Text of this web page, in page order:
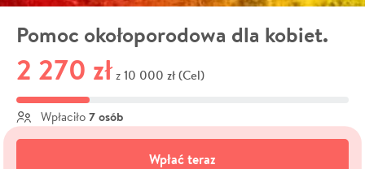
Pomoc okołoporodowa dla kobiet.
2 270 zł z 10 000 zł (Cel)
Wpłaciło 7 osób
Wpłać teraz